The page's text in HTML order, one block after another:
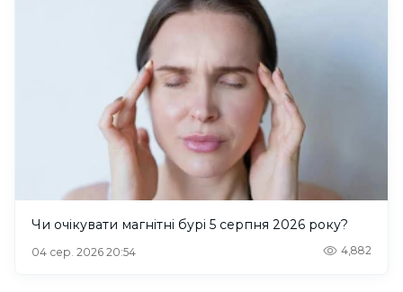
Чи очікувати магнітні бурі 5 серпня 2026 року?
04 сер. 2026 20:54 4,882